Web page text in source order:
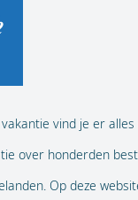
vind je er
over honderden
Op deze